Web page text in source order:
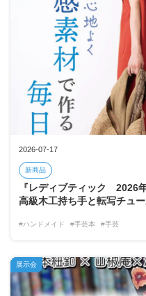
2026-07-17
新商品
『レディブティック 2026
高級木工持ち手と転写チュ
#ハンドメイド #手芸本 #手芸
展示会